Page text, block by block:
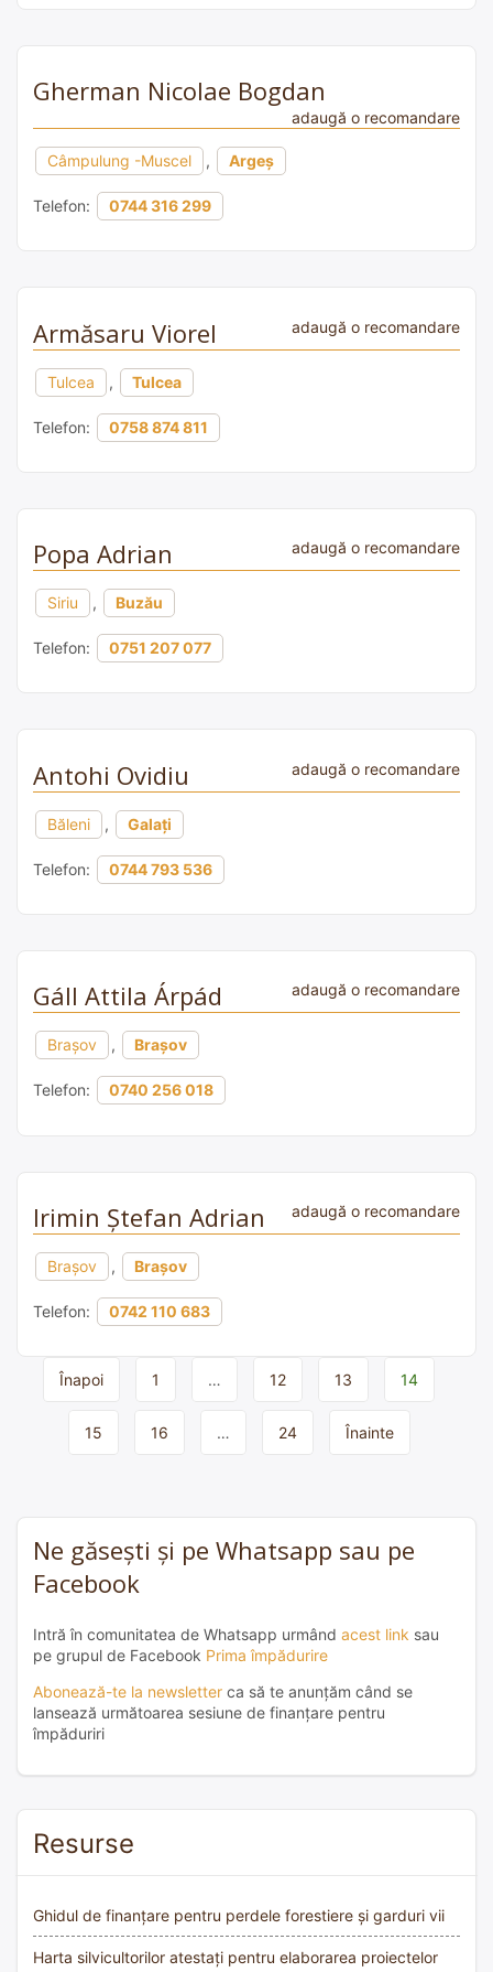
Gherman Nicolae Bogdan
adaugă o recomandare
Câmpulung -Muscel , Argeș
Telefon: 0744 316 299
Armăsaru Viorel adaugă o recomandare
Tulcea , Tulcea
Telefon: 0758 874 811
Popa Adrian adaugă o recomandare
Siriu , Buzău
Telefon: 0751 207 077
Antohi Ovidiu adaugă o recomandare
Băleni , Galați
Telefon: 0744 793 536
Gáll Attila Árpád adaugă o recomandare
Brașov , Brașov
Telefon: 0740 256 018
Irimin Ștefan Adrian adaugă o recomandare
Brașov , Brașov
Telefon: 0742 110 683
Page
Înapoi 1 … 12 13 14
15 16 … 24 Înainte
Ne găsești și pe Whatsapp sau pe
Facebook
Intră în comunitatea de Whatsapp urmând acest link sau
pe grupul de Facebook Prima împădurire
Abonează-te la newsletter ca să te anunțăm când se
lansează următoarea sesiune de finanțare pentru
împăduriri
Resurse
Ghidul de finanțare pentru perdele forestiere și garduri vii
Harta silvicultorilor atestați pentru elaborarea proiectelor